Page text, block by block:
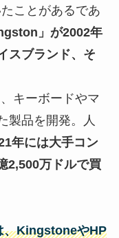
ことがあるであ
」が2002年
スブランド、そ
キーボードやマ
製品を開発。人
年には大手コン
2,500万ドルで買
、KingstoneやHP